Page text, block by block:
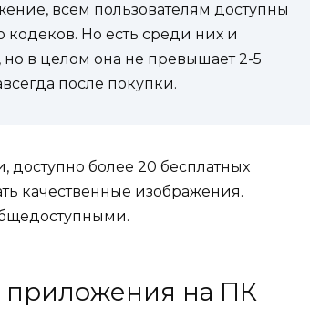
всем пользователям доступны
Но есть среди них и
но в целом она не превышает 2-5
после покупки.
доступно более 20 бесплатных
качественные изображения.
приложения на ПК